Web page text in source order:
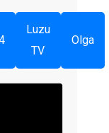
Luzu
TV
Olga